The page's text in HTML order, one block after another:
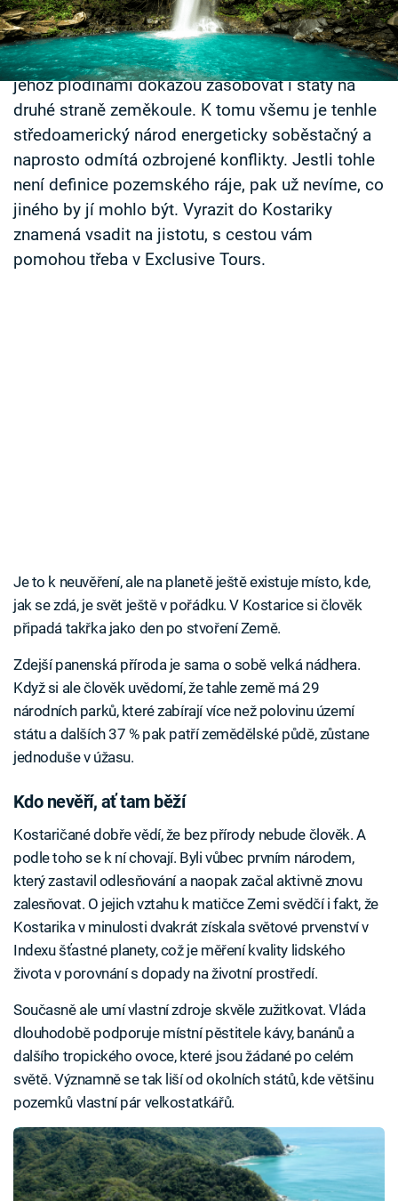
Časopis
Sledujte prima+
Přihlášení
Sledujte nás
jednou pozná, ví, že někdy slova nestačí. Právě
tady lidé hledí na podstatu života jako málokde.
Chrání přírodu a přitom rozvíjejí zemědělství,
jehož plodinami dokážou zásobovat i státy na
druhé straně zeměkoule. K tomu všemu je tenhle
středoamerický národ energeticky soběstačný a
naprosto odmítá ozbrojené konflikty. Jestli tohle
není definice pozemského ráje, pak už nevíme, co
jiného by jí mohlo být. Vyrazit do Kostariky
znamená vsadit na jistotu, s cestou vám
pomohou třeba v Exclusive Tours.
Je to k neuvěření, ale na planetě ještě existuje místo, kde,
jak se zdá, je svět ještě v pořádku. V Kostarice si člověk
připadá takřka jako den po stvoření Země.
Zdejší panenská příroda je sama o sobě velká nádhera.
Když si ale člověk uvědomí, že tahle země má 29
národních parků, které zabírají více než polovinu území
státu a dalších 37 % pak patří zemědělské půdě, zůstane
jednoduše v úžasu.
Kdo nevěří, ať tam běží
Kostaričané dobře vědí, že bez přírody nebude člověk. A
podle toho se k ní chovají. Byli vůbec prvním národem,
který zastavil odlesňování a naopak začal aktivně znovu
zalesňovat. O jejich vztahu k matičce Zemi svědčí i fakt, že
Kostarika v minulosti dvakrát získala světové prvenství v
Indexu šťastné planety, což je měření kvality lidského
života v porovnání s dopady na životní prostředí.
Současně ale umí vlastní zdroje skvěle zužitkovat. Vláda
dlouhodobě podporuje místní pěstitele kávy, banánů a
dalšího tropického ovoce, které jsou žádané po celém
světě. Významně se tak liší od okolních států, kde většinu
pozemků vlastní pár velkostatkářů.